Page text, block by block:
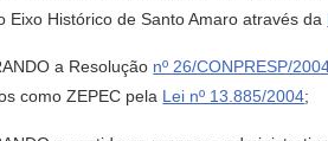
Eixo Histórico de Santo Amaro através da
a Resolução nº 26/CONPRESP/
como ZEPEC pela Lei nº 13.885/2004;